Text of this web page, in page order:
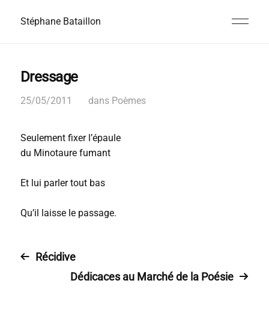
Stéphane Bataillon
Dressage
25/05/2011 dans Poèmes
Seulement fixer l’épaule
du Minotaure fumant
Et lui parler tout bas
Qu’il laisse le passage.
Récidive
Dédicaces au Marché de la Poésie